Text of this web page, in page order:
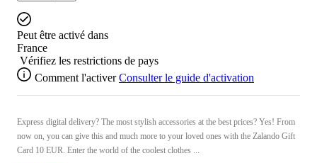
Peut être activé dans
France
Vérifiez les restrictions de pays
Comment l'activer Consulter le guide d'activation
Express digital delivery? The most stylish accessories at the best prices? Yes! From
now on, you can give this and much more to your loved ones with the Zalando Gift
Card 10 EUR. Enter the world of the coolest clothes ...